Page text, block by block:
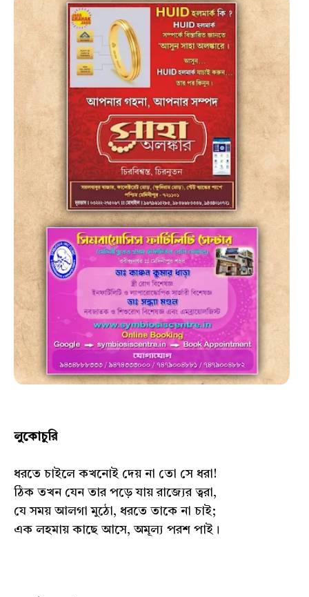
লুকোচুরি
ধরতে চাইলে কখনোই দেয় না তো সে ধরা!
ঠিক তখন যেন তার পড়ে যায় রাজ্যের ত্বরা,
যে সময় আলগা মুঠো, ধরতে তাকে না চাই;
এক লহমায় কাছে আসে, অমূল্য পরশ পাই।